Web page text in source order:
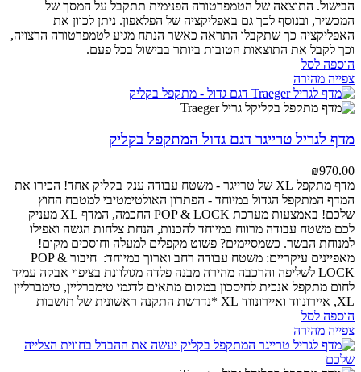
הבישול. התוצאה של הטמפרטורה הפנימית תתקבל על המסך של
המכשיר, ובנוסף לכך גם באפליקציה של הפלאפון. ניתן לכוון את
האפליקציה כך שתקבלו התראה כאשר הנתח מגיע לטמפרטורה הרצויה,
וכך לקבל את התוצאות הטובות ביותר בבישול בכל פעם.
הוספה לסל
צפייה מהירה
מדף לגריל טרייגר דגם גדול המתקפל בקליק
₪970.00
מדף מתקפל XL של טרייגר - משטח עבודה ענק בקליק אחד!
הכירו את
המדף המתקפל הגדול במיוחד - הפתרון האולטימטיבי למטבח החוץ
שלכם! באמצעות מערכת POP & LOCK החכמה, המדף XL מעניק
לכם משטח עבודה מרווח במיוחד להכנות, הנחת צלחות הגשה ואפילו
למנוחת הבשר. כשמסיימים? פשוט מקפלים למעלה וחוסכים מקום!
מאפיינים עיקריים: משטח עבודה רחב וארוך במיוחד:
חיבור POP &
LOCK לשליפה והרכבה מהירה
מבנה פלדה מגולוונת בציפוי אבקה עמיד
לחום מתקפל אנכית לחיסכון במקום מתאים לדגמי טימברליין, טימברליין
XL, איירונווד ואיירונווד XL
*נדרשת התקנה ראשונית של תושבות
הוספה לסל
צפייה מהירה